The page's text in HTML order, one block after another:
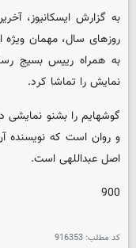
به گزارش ایسکانیوز،
روزهای سال، مهمان
به همراه رییس بسیج
نمایش را تماشا کرد.
گوشهایم را بشنو نمایشی
و روان است که نویسنده
اصل عبداللهی است.
900
کد مطلب: 916353